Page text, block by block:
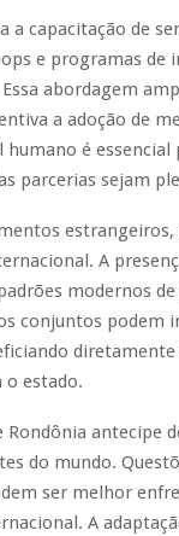
capacitação de
e programas de
abordagem
a adoção de
humano é
parcerias sejam
estrangeiros,
A
modernos de
conjuntos podem
diretamente
o estado.
antecipe
do mundo.
ser melhor
A